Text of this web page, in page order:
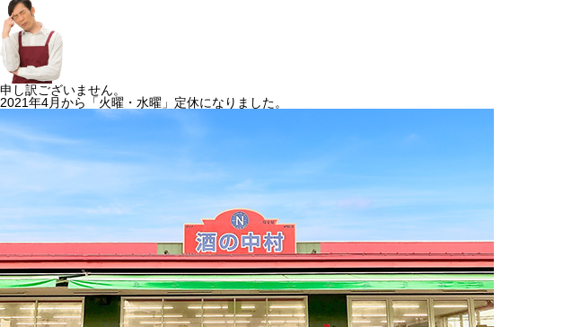
申し訳ございません。
2021年4月から「火曜・水曜」定休になりました。